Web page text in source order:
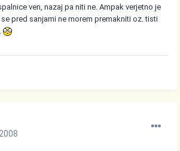
ven, nazaj pa niti ne. Ampak verjetno je
pred sanjami ne morem premakniti oz. tisti